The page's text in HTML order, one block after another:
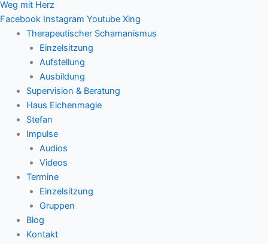
Facebook Instagram Youtube Xing
Therapeutischer Schamanismus
Einzelsitzung
Aufstellung
Ausbildung
Supervision & Beratung
Haus Eichenmagie
Stefan
Impulse
Audios
Videos
Termine
Einzelsitzung
Gruppen
Blog
Kontakt